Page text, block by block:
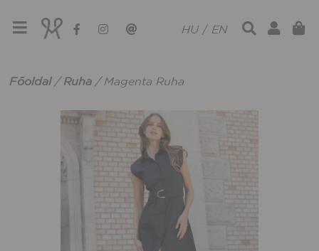
HU / EN
Főoldal/ Ruha / Magenta Ruha